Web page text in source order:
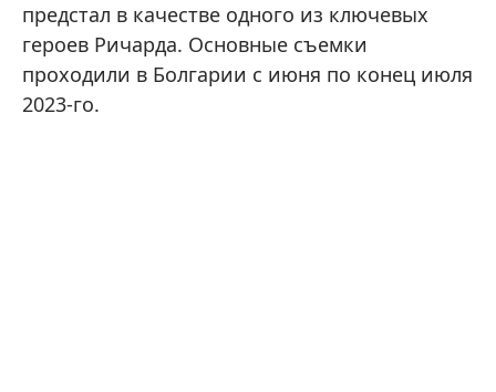
предстал в качестве одного из ключевых
героев Ричарда. Основные съемки
проходили в Болгарии с июня по конец июля
2023-го.